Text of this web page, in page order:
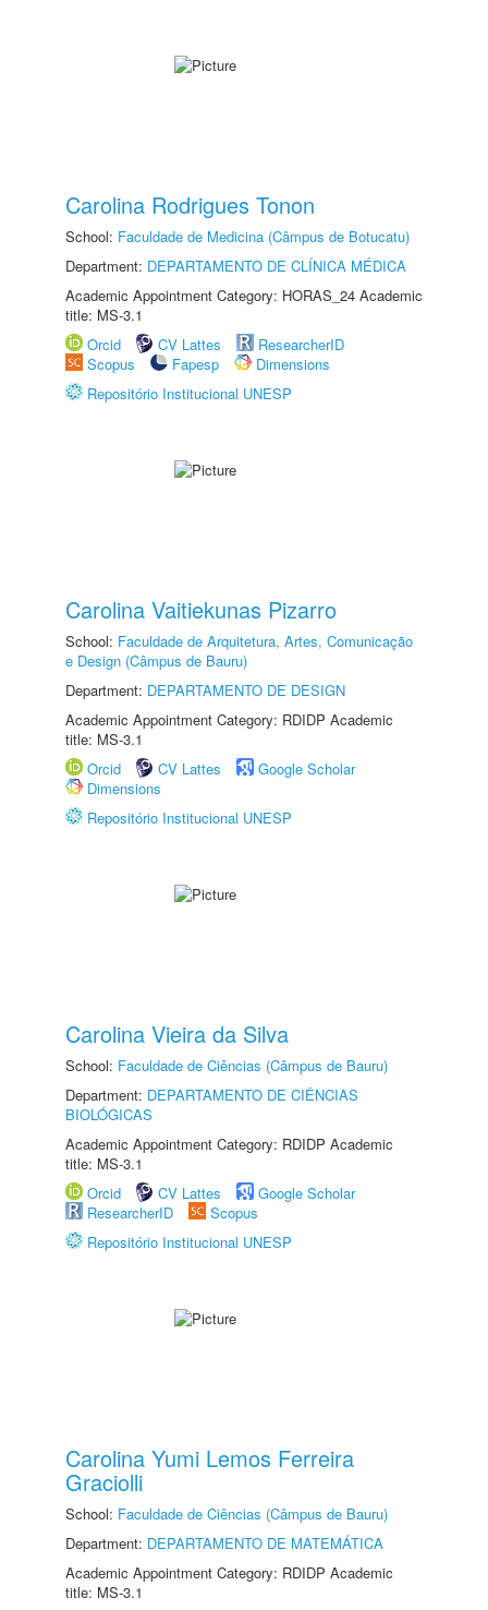
Carolina Rodrigues Tonon
School: Faculdade de Medicina (Câmpus de Botucatu)
Department: DEPARTAMENTO DE CLÍNICA MÉDICA
Academic Appointment Category: HORAS_24 Academic
title: MS-3.1
Orcid
CV Lattes
ResearcherID
Scopus
Fapesp
Dimensions
Repositório Institucional UNESP
Carolina Vaitiekunas Pizarro
School: Faculdade de Arquitetura, Artes, Comunicação
e Design (Câmpus de Bauru)
Department: DEPARTAMENTO DE DESIGN
Academic Appointment Category: RDIDP Academic
title: MS-3.1
Orcid
CV Lattes
Google Scholar
Dimensions
Repositório Institucional UNESP
Carolina Vieira da Silva
School: Faculdade de Ciências (Câmpus de Bauru)
Department: DEPARTAMENTO DE CIÊNCIAS
BIOLÓGICAS
Academic Appointment Category: RDIDP Academic
title: MS-3.1
Orcid
CV Lattes
Google Scholar
ResearcherID
Scopus
Repositório Institucional UNESP
Carolina Yumi Lemos Ferreira
Graciolli
School: Faculdade de Ciências (Câmpus de Bauru)
Department: DEPARTAMENTO DE MATEMÁTICA
Academic Appointment Category: RDIDP Academic
title: MS-3.1